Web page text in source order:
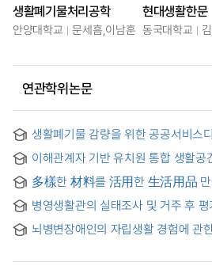
생활폐기물처리공학
안양대학교 문세흠,이남훈
현대생활한문
동국대학교
연관학위논문
생활폐기물 감량을 위한 공공서비스
Research on the Process of
Reduction of Domestic Waste
이해관계자 기반 유치원 통합 생활공
수용성에 관한 연구: 중국 사례를 중
Consistency and Acceptability of
Stakeholder-Based Integrated
Kindergarten: Focusing on the
多樣한 材料를 活用한 生活用品
Making Daily Products with
Materials
병영생활관의 실태조사 및 거주 후
뇌병변장애인의 자립생활 경험에
Palsy: Focused on the Physical